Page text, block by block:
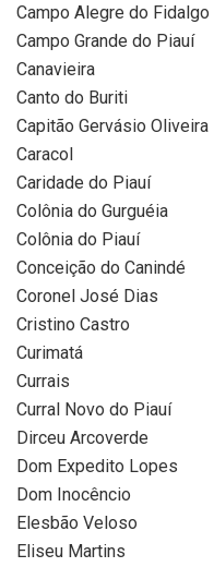
Campo Alegre do Fidalgo
Campo Grande do Piauí
Canavieira
Canto do Buriti
Capitão Gervásio Oliveira
Caracol
Caridade do Piauí
Colônia do Gurguéia
Colônia do Piauí
Conceição do Canindé
Coronel José Dias
Cristino Castro
Curimatá
Currais
Curral Novo do Piauí
Dirceu Arcoverde
Dom Expedito Lopes
Dom Inocêncio
Elesbão Veloso
Eliseu Martins